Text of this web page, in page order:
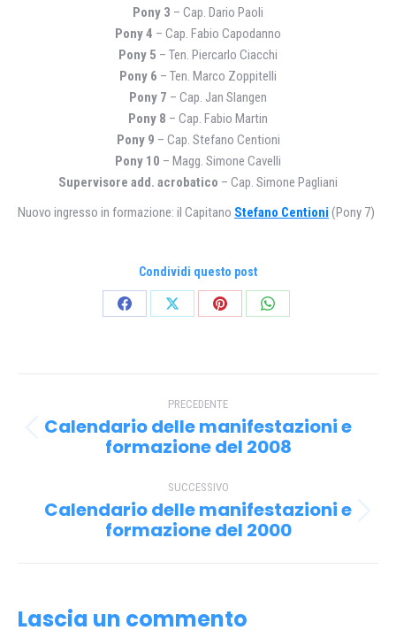
Pony 3 – Cap. Dario Paoli
Pony 4 – Cap. Fabio Capodanno
Pony 5 – Ten. Piercarlo Ciacchi
Pony 6 – Ten. Marco Zoppitelli
Pony 7 – Cap. Jan Slangen
Pony 8 – Cap. Fabio Martin
Pony 9 – Cap. Stefano Centioni
Pony 10 – Magg. Simone Cavelli
Supervisore add. acrobatico – Cap. Simone Pagliani
Nuovo ingresso in formazione: il Capitano Stefano Centioni (Pony 7)
Condividi questo post
CondividiCondividiCondividiCondividi
tra PRECEDENTE
Post
precedente:
Calendario delle manifestazioni e
formazione del 2008
SUCCESSIVO
Prossimo
post:
Calendario delle manifestazioni e
formazione del 2000
Lascia un commento